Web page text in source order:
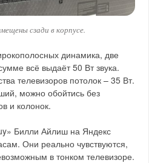
сзади в корпусе.
динамика, две
всё выдаёт 50 Вт звука.
телевизоров потолок – 35 Вт.
можно обойтись без
и колонок.
Билли Айлиш на Яндекс
Они реально чувствуются,
в тонком телевизоре.